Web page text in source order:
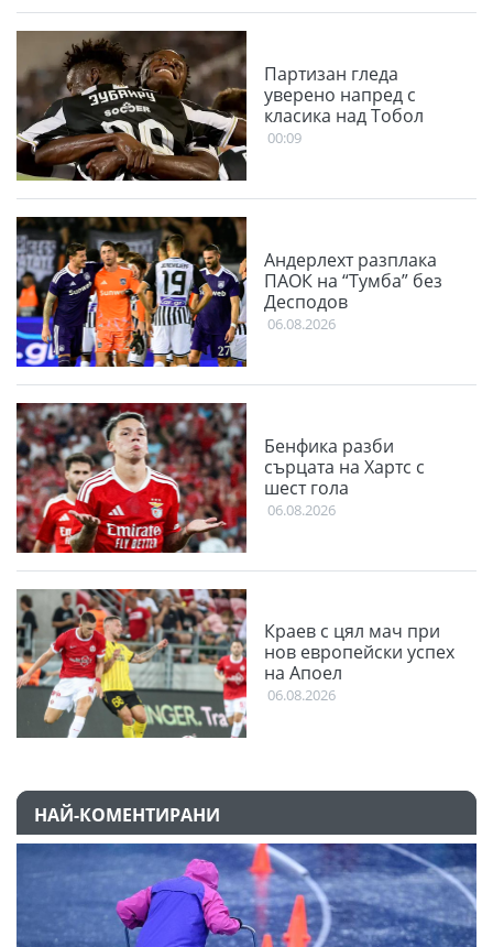
Партизан гледа
уверено напред с
класика над Тобол
00:09
Андерлехт разплака
ПАОК на “Тумба” без
Десподов
06.08.2026
Бенфика разби
сърцата на Хартс с
шест гола
06.08.2026
Краев с цял мач при
нов европейски успех
на Апоел
06.08.2026
НАЙ-КОМЕНТИРАНИ